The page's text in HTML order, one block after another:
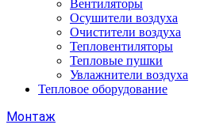
Вентиляторы
Осушители воздуха
Очистители воздуха
Тепловентиляторы
Тепловые пушки
Увлажнители воздуха
Тепловое оборудование
Монтаж